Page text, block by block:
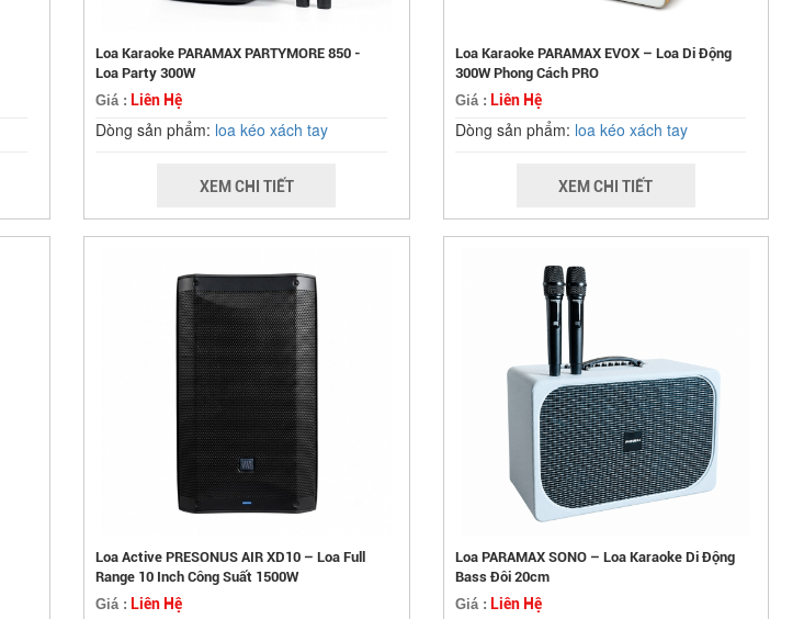
Loa Karaoke PARAMAX PARTYMORE 850 -
Loa Party 300W
Giá : Liên Hệ
Dòng sản phẩm: loa kéo xách tay
XEM CHI TIẾT
Loa Karaoke PARAMAX EVOX – Loa Di Động
300W Phong Cách PRO
Giá : Liên Hệ
Dòng sản phẩm: loa kéo xách tay
XEM CHI TIẾT
Loa Active PRESONUS AIR XD10 – Loa Full
Range 10 Inch Công Suất 1500W
Giá : Liên Hệ
Loa PARAMAX SONO – Loa Karaoke Di Động
Bass Đôi 20cm
Giá : Liên Hệ